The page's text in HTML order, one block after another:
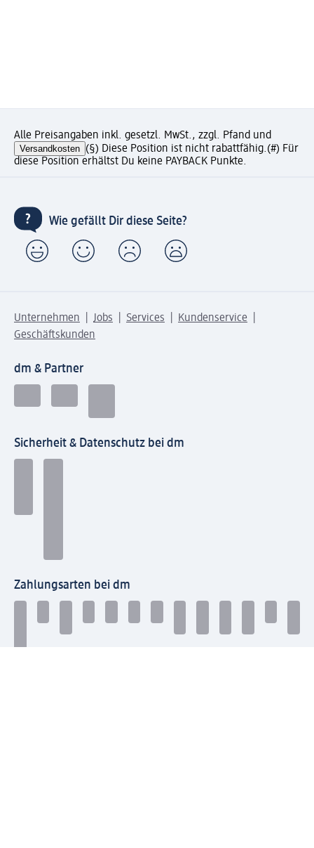
Alle Preisangaben inkl. gesetzl. MwSt., zzgl. Pfand und
Versandkosten (§) Diese Position ist nicht rabattfähig.(#) Für
diese Position erhältst Du keine PAYBACK Punkte.
Wie gefällt Dir diese Seite?
Unternehmen Jobs Services
Kundenservice
Geschäftskunden
dm & Partner
Sicherheit & Datenschutz bei dm
Zahlungsarten bei dm